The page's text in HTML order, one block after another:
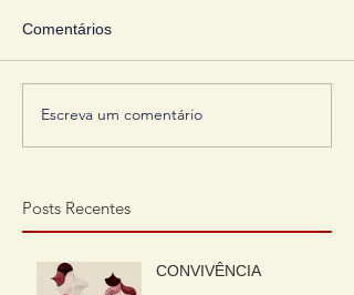
Comentários
Escreva um comentário
Posts Recentes
CONVIVÊNCIA